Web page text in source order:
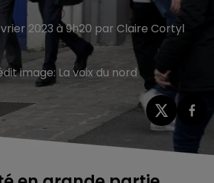
2023 à 9h20 par Claire Cortyl
image: La voix du nord